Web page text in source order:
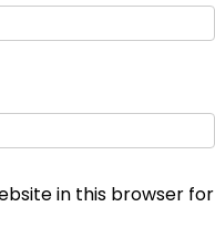
in this browser for